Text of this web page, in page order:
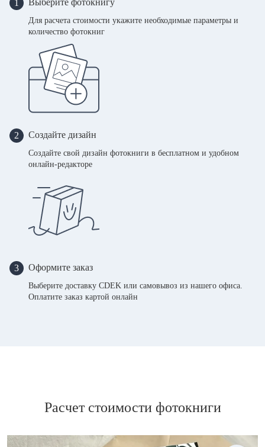
1 Выберите фотокнигу
Для расчета стоимости укажите необходимые параметры и
количество фотокниг
2 Создайте дизайн
Создайте свой дизайн фотокниги в бесплатном и удобном
онлайн-редакторе
3 Оформите заказ
Выберите доставку CDEK или самовывоз из нашего офиса.
Оплатите заказ картой онлайн
Расчет стоимости фотокниги